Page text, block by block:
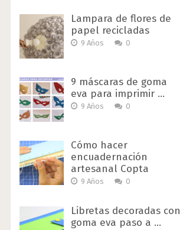
Lampara de flores de
papel recicladas
9 Años 0
9 máscaras de goma
eva para imprimir …
9 Años 0
Cómo hacer
encuadernación
artesanal Copta
9 Años 0
Libretas decoradas con
goma eva paso a …